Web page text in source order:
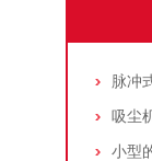
脉冲
吸尘
小型